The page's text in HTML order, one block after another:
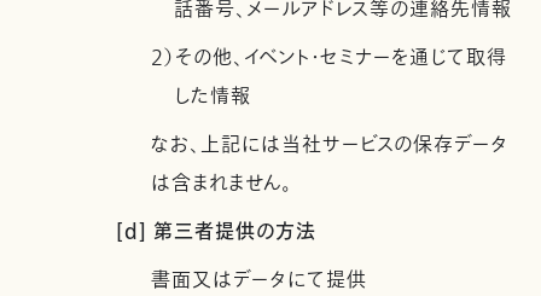
話番号、メールアドレス等の連絡先情報
2）その他、イベント・セミナーを通じて取得
した情報
なお、上記には当社サービスの保存データ
は含まれません。
[d] 第三者提供の方法
書面又はデータにて提供